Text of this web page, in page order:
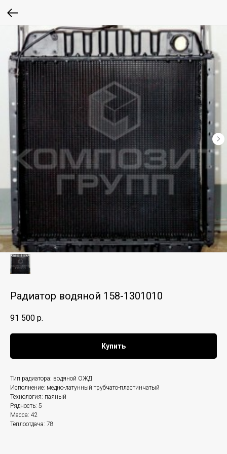
Радиатор водяной 158-1301010
91 500 р.
Купить
Тип радиатора: водяной ОЖД
Исполнение: медно-латунный трубчато-пластинчатый
Технология: паяный
Рядность: 5
Масса: 42
Теплоотдача: 78